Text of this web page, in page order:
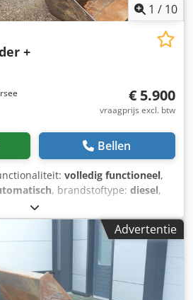
1 / 10
+
€ 5.900
vraagprijs excl. btw
Bellen
volledig functioneel,
, brandstoftype: diesel,
7.500 kg
1977, Uitrusting:
orde Credpfx Aet S IdrohuofAdvertentie